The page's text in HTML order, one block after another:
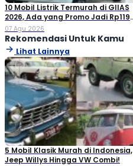
10 Mobil Listrik Termurah di GIIAS
2026, Ada yang Promo Jadi Rp119
Jutaan!
07 Agu 2026
Rekomendasi Untuk Kamu
Lihat Lainnya
5 Mobil Klasik Murah di Indonesia,
Jeep Willys Hingga VW Combi!